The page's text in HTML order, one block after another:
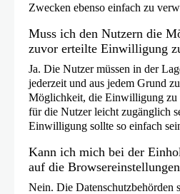
Zwecken ebenso einfach zu
Muss ich den Nutzern die
zuvor erteilte Einwilligung
Ja. Die Nutzer müssen in der
jederzeit und aus jedem Grund
Möglichkeit, die Einwilligung zu
für die Nutzer leicht zugänglich
Einwilligung sollte so einfach
Kann ich mich bei der
auf die
Nein. Die Datenschutzbehörden